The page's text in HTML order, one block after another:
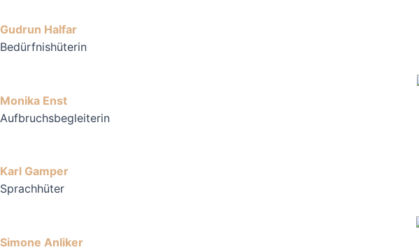
Gudrun Halfar
Bedürfnishüterin
Monika Enst
Aufbruchsbegleiterin
Karl Gamper
Sprachhüter
Simone Anliker